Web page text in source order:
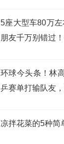
5座大型车80万
朋友千万别错过
环球今头条！林
乒赛单打输队友
凉拌花菜的5种简